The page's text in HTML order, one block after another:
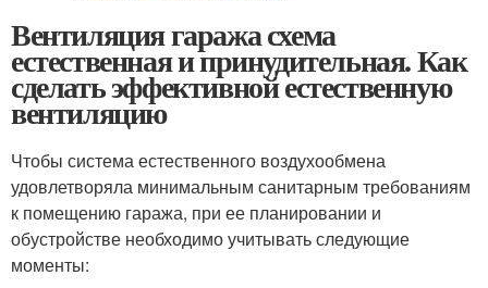
Вентиляция гаража схема
естественная и принудительная. Как
сделать эффективной естественную
вентиляцию
Чтобы система естественного воздухообмена
удовлетворяла минимальным санитарным требованиям
к помещению гаража, при ее планировании и
обустройстве необходимо учитывать следующие
моменты: